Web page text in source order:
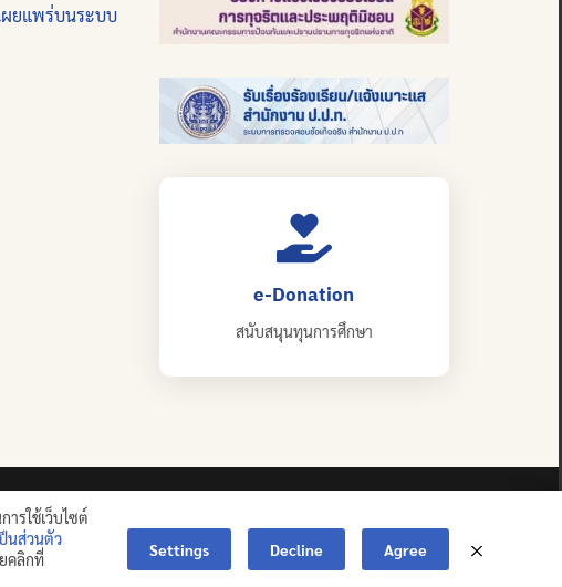
ผยแพร่บนระบบ
e-Donation
สนับสนุนทุนการศึกษา
ญา)
RESERVED.
รใช้เว็บไซต์
นส่วนตัว
คลิกที่
Settings Decline Agree